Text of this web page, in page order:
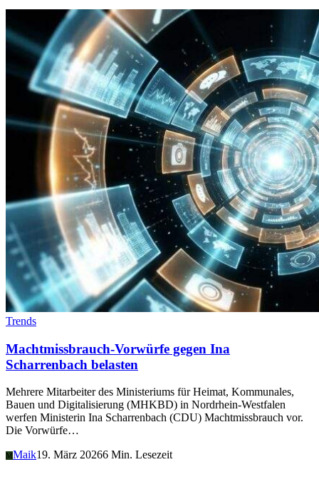
Trends
Machtmissbrauch-Vorwürfe gegen Ina
Scharrenbach belasten
Mehrere Mitarbeiter des Ministeriums für Heimat, Kommunales,
Bauen und Digitalisierung (MHKBD) in Nordrhein-Westfalen
werfen Ministerin Ina Scharrenbach (CDU) Machtmissbrauch vor.
Die Vorwürfe…
M Maik19. März 20266 Min. Lesezeit